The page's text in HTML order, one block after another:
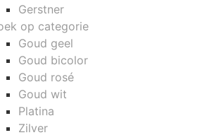
Gerstner
op categorie
Goud geel
Goud bicolor
Goud rosé
Goud wit
Platina
Zilver